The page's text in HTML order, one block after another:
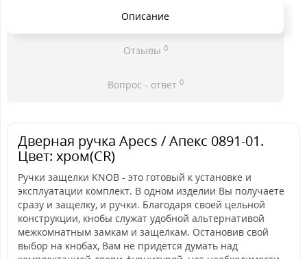
Описание
Отзывы 0
Вопрос - ответ 0
Дверная ручка Apecs / Апекс 0891-01.
Цвет: хром(CR)
Ручки защелки KNOB - это готовый к установке и
эксплуатации комплект. В одном изделии Вы получаете
сразу и защелку, и ручки. Благодаря своей цельной
конструкции, кнобы служат удобной альтернативой
межкомнатным замкам и защелкам. Остановив свой
выбор на кнобах, Вам не придется думать над